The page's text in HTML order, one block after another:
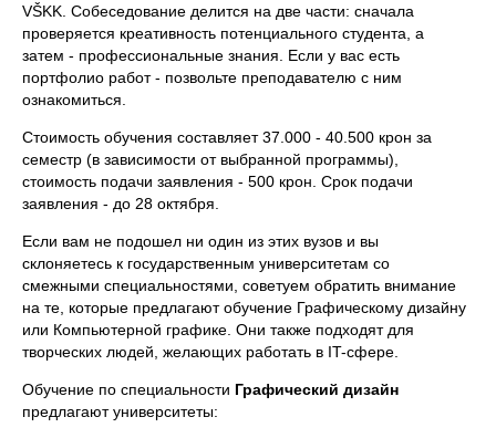
VŠKK. Собеседование делится на две части: сначала
проверяется креативность потенциального студента, а
затем - профессиональные знания. Если у вас есть
портфолио работ - позвольте преподавателю с ним
ознакомиться.
Стоимость обучения составляет 37.000 - 40.500 крон за
семестр (в зависимости от выбранной программы),
стоимость подачи заявления - 500 крон. Срок подачи
заявления - до 28 октября.
Если вам не подошел ни один из этих вузов и вы
склоняетесь к государственным университетам со
смежными специальностями, советуем обратить внимание
на те, которые предлагают обучение Графическому дизайну
или Компьютерной графике. Они также подходят для
творческих людей, желающих работать в IT-сфере.
Обучение по специальности Графический дизайн
предлагают университеты: